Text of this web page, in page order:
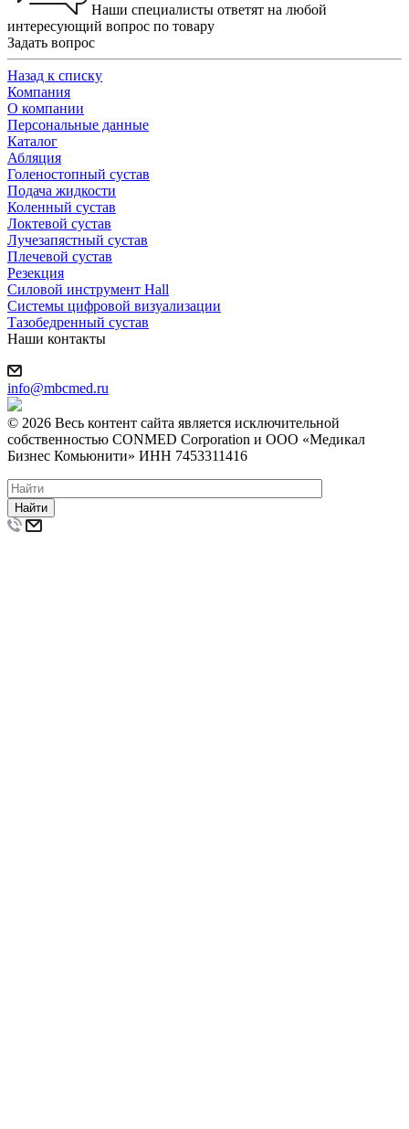
Наши специалисты ответят на любой
интересующий вопрос по товару
Задать вопрос
Назад к списку
Компания
О компании
Персональные данные
Каталог
Абляция
Голеностопный сустав
Подача жидкости
Коленный сустав
Локтевой сустав
Лучезапястный сустав
Плечевой сустав
Резекция
Силовой инструмент Hall
Системы цифровой визуализации
Тазобедренный сустав
Наши контакты
info@mbcmed.ru
© 2026 Весь контент сайта является исключительной
собственностью CONMED Corporation и ООО «Медикал
Бизнес Комьюнити» ИНН 7453311416
Найти